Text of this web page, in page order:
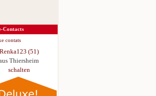
Contacts
Renka123 (51)
Thiersheim
schalten